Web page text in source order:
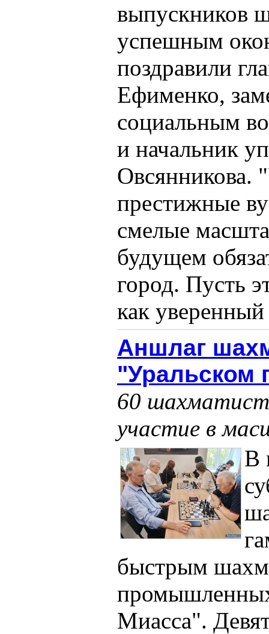
выпускников
успешным
поздравили
Ефименко,
социальным
и начальник
Овсянникова.
престижные
смелые
будущем
город. Пусть
как
Аншлаг
"Уральском
60
участие в
В
быстрым
Миасса".